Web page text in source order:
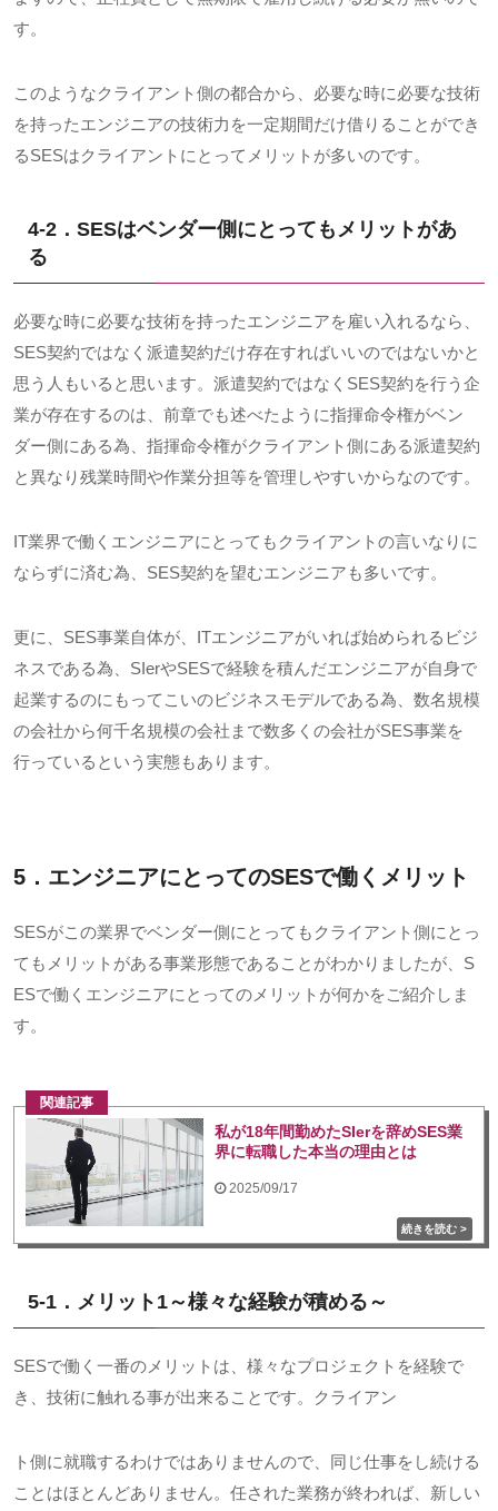
す。
このようなクライアント側の都合から、必要な時に必要な技術
を持ったエンジニアの技術力を一定期間だけ借りることができ
るSESはクライアントにとってメリットが多いのです。
4-2． SESはベンダー側にとってもメリットがあ
る
必要な時に必要な技術を持ったエンジニアを雇い入れるなら、
SES契約ではなく派遣契約だけ存在すればいいのではないかと
思う人もいると思います。派遣契約ではなく SES契約を行う企
業が存在するのは、前章でも述べたように指揮命令権がベン
ダー側にある為、指揮命令権がクライアント側にある派遣契約
と異なり残業時間や作業分担等を管理しやすいからなのです。
IT業界で働くエンジニアにとってもクライアントの言いなりに
ならずに済む為、 SES契約を望むエンジニアも多いです。
更に、 SES事業自体が、 ITエンジニアがいれば始められるビジ
ネスである為、 SIerやSESで経験を積んだエンジニアが自身で
起業するのにもってこいのビジネスモデルである為、数名規模
の会社から何千名規模の会社まで数多くの会社がSES事業を
行っているという実態もあります。
5．エンジニアにとってのSESで働くメリット
SESがこの業界でベンダー側にとってもクライアント側にとっ
てもメリットがある事業形態であることがわかりましたが、 S
ESで働くエンジニアにとってのメリットが何かをご紹介しま
す。
関連記事
私が18年間勤めたSIerを辞めSES業
界に転職した本当の理由とは
2025/09/17
5-1．メリット 1～様々な経験が積める～
SESで働く一番のメリットは、様々なプロジェクトを経験で
き、技術に触れる事が出来ることです。クライアン
ト側に就職するわけではありませんので、同じ仕事をし続ける
ことはほとんどありません。任された業務が終われば、新しい